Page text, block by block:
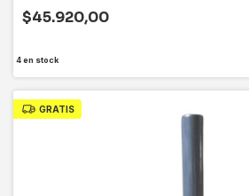
$45.920,00
4en stock
GRATIS